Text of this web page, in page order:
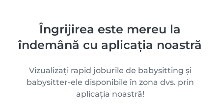
Îngrijirea este mereu la
îndemână cu aplicația noastră
Vizualizați rapid joburile de babysitting și
babysitter-ele disponibile în zona dvs. prin
aplicația noastră!